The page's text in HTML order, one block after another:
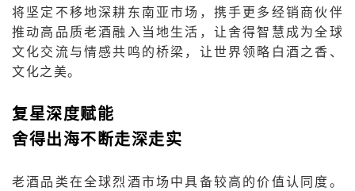
将坚定不移地深耕东南亚市场，携手更多经销商伙伴
推动高品质老酒融入当地生活，让舍得智慧成为全球
文化交流与情感共鸣的桥梁，让世界领略白酒之香、
文化之美。
复星深度赋能
舍得出海不断走深走实
老酒品类在全球烈酒市场中具备较高的价值认同度。